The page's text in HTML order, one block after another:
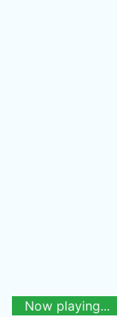
Now playing...